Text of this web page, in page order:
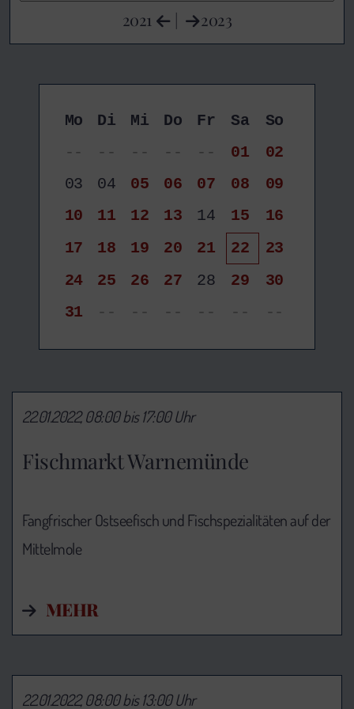
2021 | 2023
Mo Di Mi Do Fr Sa
So
--
-- -- -- -- 01
02
03
04 05 06 07 08
09
10
11 12 13 14 15
16
17
18 19 20 21 22
23
24
25 26 27 28 29
30
31
-- -- -- -- -- --
Fischmarkt Warnemünde
22.01.2022, 08:00 bis 17:00 Uhr
Fangfrischer Ostseefisch und Fischspezialitäten auf der
Mittelmole
MEHR
22.01.2022, 08:00 bis 13:00 Uhr